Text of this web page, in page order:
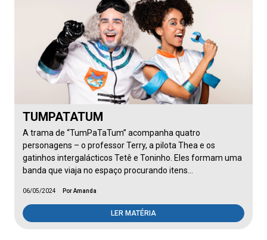
TUMPATATUM
A trama de “TumPaTaTum” acompanha quatro
personagens – o professor Terry, a pilota Thea e os
gatinhos intergalácticos Tetê e Toninho. Eles formam uma
banda que viaja no espaço procurando itens…
06/05/2024 Por Amanda
LER MATÉRIA